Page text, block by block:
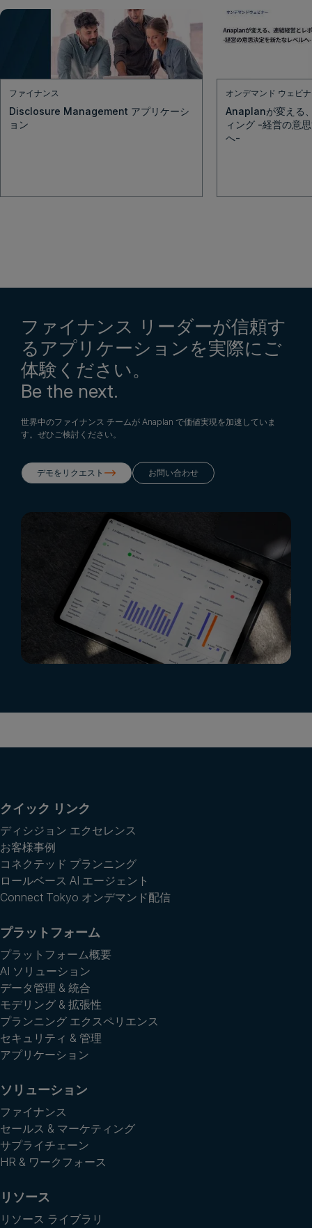
ファイナンス
Disclosure Management アプリケーシ
ョン
オンデマンド ウェビ
Anaplanが変える
ィング -経営の意
へ-
ファイナンス リーダーが信頼す
るアプリケーションを実際にご
体験ください。
Be the next.
世界中のファイナンス チームが Anaplan で価値実現を加速していま
す。ぜひご検討ください。
デモをリクエスト お問い合わせ
クイック リンク
ディシジョン エクセレンス
お客様事例
コネクテッド プランニング
ロールベース AI エージェント
Connect Tokyo オンデマンド配信
プラットフォーム
プラットフォーム概要
AI ソリューション
データ管理 & 統合
モデリング & 拡張性
プランニング エクスペリエンス
セキュリティ & 管理
アプリケーション
ソリューション
ファイナンス
セールス & マーケティング
サプライチェーン
HR & ワークフォース
リソース
リソース ライブラリ